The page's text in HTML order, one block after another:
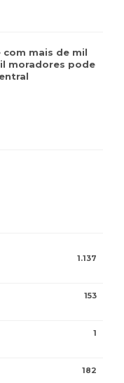
mais de mil
moradores pode
1.137
153
1
182